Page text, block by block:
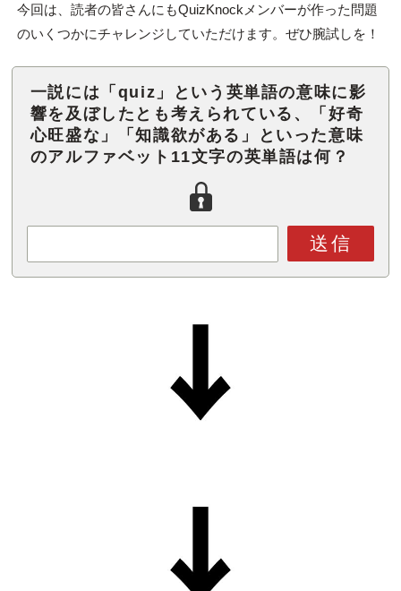
今回は、読者の皆さんにもQuizKnockメンバーが作った問題
のいくつかにチャレンジしていただけます。ぜひ腕試しを！
一説には「quiz」という英単語の意味に影
響を及ぼしたとも考えられている、「好奇
心旺盛な」「知識欲がある」といった意味
のアルファベット11文字の英単語は何？
送信